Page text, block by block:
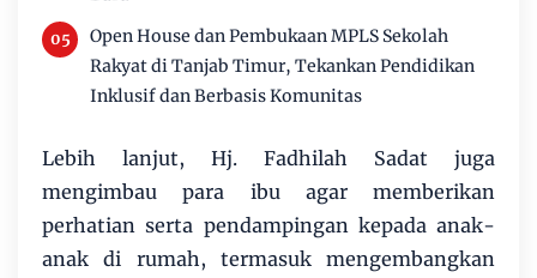
Open House dan Pembukaan MPLS Sekolah
Rakyat di Tanjab Timur, Tekankan Pendidikan
Inklusif dan Berbasis Komunitas
Lebih lanjut, Hj. Fadhilah Sadat juga
mengimbau para ibu agar memberikan
perhatian serta pendampingan kepada anak-
anak di rumah, termasuk mengembangkan